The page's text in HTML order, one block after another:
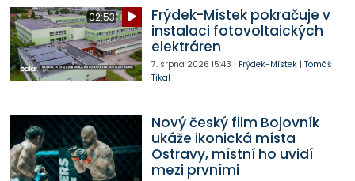
02:53
Frýdek-Místek pokračuje v
instalaci fotovoltaických
elektráren
7. srpna 2026 15:43 | Frýdek-Místek| Tomáš
Tikal
Nový český film Bojovník
ukáže ikonická místa
Ostravy, místní ho uvidí
mezi prvními